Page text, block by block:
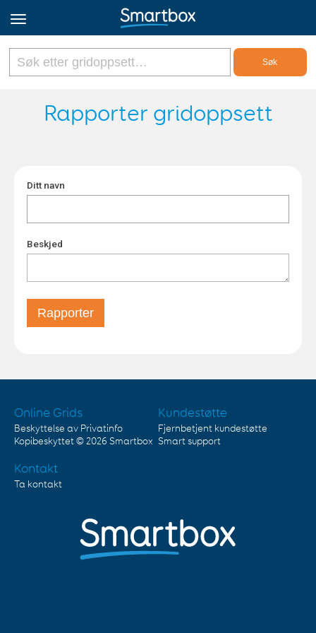
Online Grids
Rapporter gridoppsett
Ditt navn
Beskjed
Online Grids
Beskyttelse av Privatinfo
Kopibeskyttet © 2026 Smartbox
Kundestøtte
Fjernbetjent kundestøtte
Smart support
Kontakt
Ta kontakt